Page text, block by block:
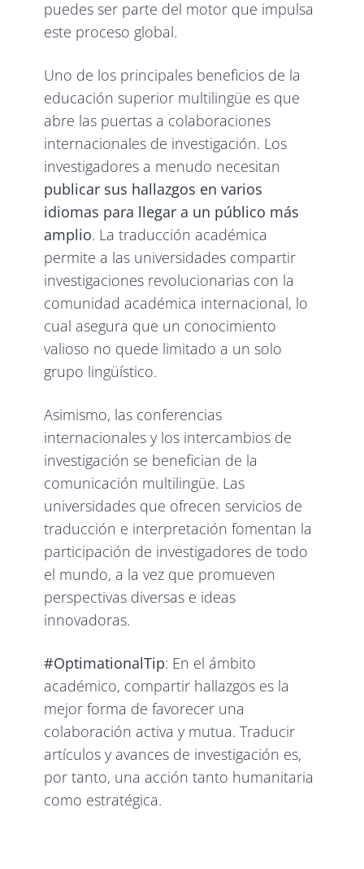
puedes ser parte del motor que impulsa
este proceso global.
Uno de los principales beneficios de la
educación superior multilingüe es que
abre las puertas a colaboraciones
internacionales de investigación. Los
investigadores a menudo necesitan
publicar sus hallazgos en varios
idiomas para llegar a un público más
amplio. La traducción académica
permite a las universidades compartir
investigaciones revolucionarias con la
comunidad académica internacional, lo
cual asegura que un conocimiento
valioso no quede limitado a un solo
grupo lingüístico.
Asimismo, las conferencias
internacionales y los intercambios de
investigación se benefician de la
comunicación multilingüe. Las
universidades que ofrecen servicios de
traducción e interpretación fomentan la
participación de investigadores de todo
el mundo, a la vez que promueven
perspectivas diversas e ideas
innovadoras.
#OptimationalTip: En el ámbito
académico, compartir hallazgos es la
mejor forma de favorecer una
colaboración activa y mutua. Traducir
artículos y avances de investigación es,
por tanto, una acción tanto humanitaria
como estratégica.